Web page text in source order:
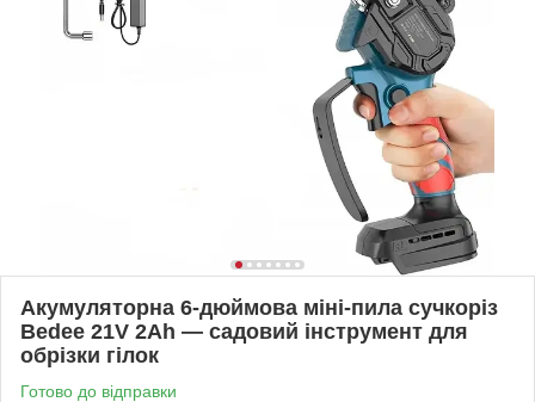
Акумуляторна 6-дюймова міні-пила сучкоріз
Bedee 21V 2Ah — садовий інструмент для
обрізки гілок
Готово до відправки